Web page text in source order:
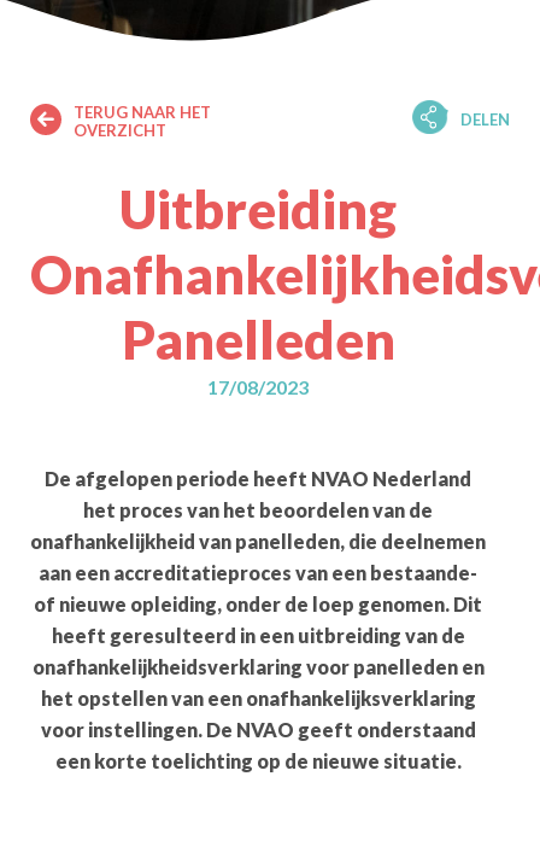
TERUG NAAR HET
OVERZICHT
DELEN
Uitbreiding
Panelleden
17/08/2023
De afgelopen periode heeft NVAO Nederland
het proces van het beoordelen van de
onafhankelijkheid van panelleden, die deelnemen
aan een accreditatieproces van een bestaande-
of nieuwe opleiding, onder de loep genomen. Dit
heeft geresulteerd in een uitbreiding van de
onafhankelijkheidsverklaring voor panelleden en
het opstellen van een onafhankelijksverklaring
voor instellingen. De NVAO geeft onderstaand
een korte toelichting op de nieuwe situatie.